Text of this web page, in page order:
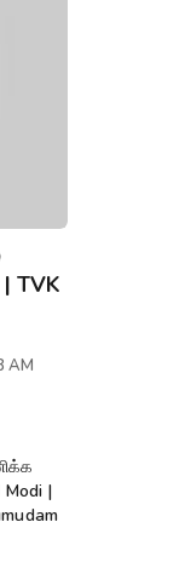
TVK
AM